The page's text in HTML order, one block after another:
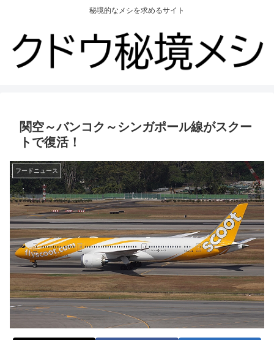
秘境的なメシを求めるサイト
関空～バンコク～シンガポール線がスクー
トで復活！
フードニュース